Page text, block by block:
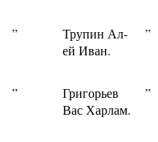
”
Трупин Ал-
ей Иван.
”
”
Григорьев
Вас Харлам.
”